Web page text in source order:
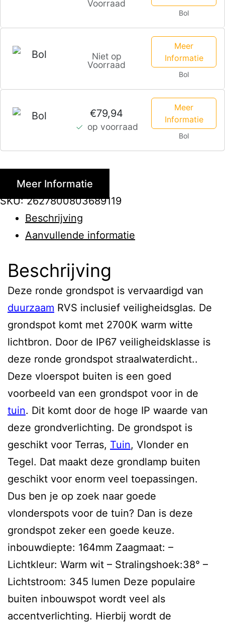
Voorraad
Bol
Niet op
Voorraad
Meer
Informatie
Bol
€79,94
op voorraad
Meer
Informatie
Bol
Meer Informatie
SKU:2627800803689119
Beschrijving
Aanvullende informatie
Beschrijving
Deze ronde grondspot is vervaardigd van
duurzaam RVS inclusief veiligheidsglas. De
grondspot komt met 2700K warm witte
lichtbron. Door de IP67 veiligheidsklasse is
deze ronde grondspot straalwaterdicht..
Deze vloerspot buiten is een goed
voorbeeld van een grondspot voor in de
tuin. Dit komt door de hoge IP waarde van
deze grondverlichting. De grondspot is
geschikt voor Terras, Tuin, Vlonder en
Tegel. Dat maakt deze grondlamp buiten
geschikt voor enorm veel toepassingen.
Dus ben je op zoek naar goede
vlonderspots voor de tuin? Dan is deze
grondspot zeker een goede keuze.
inbouwdiepte: 164mm Zaagmaat: –
Lichtkleur: Warm wit – Stralingshoek:38° –
Lichtstroom: 345 lumen Deze populaire
buiten inbouwspot wordt veel als
accentverlichting. Hierbij wordt de